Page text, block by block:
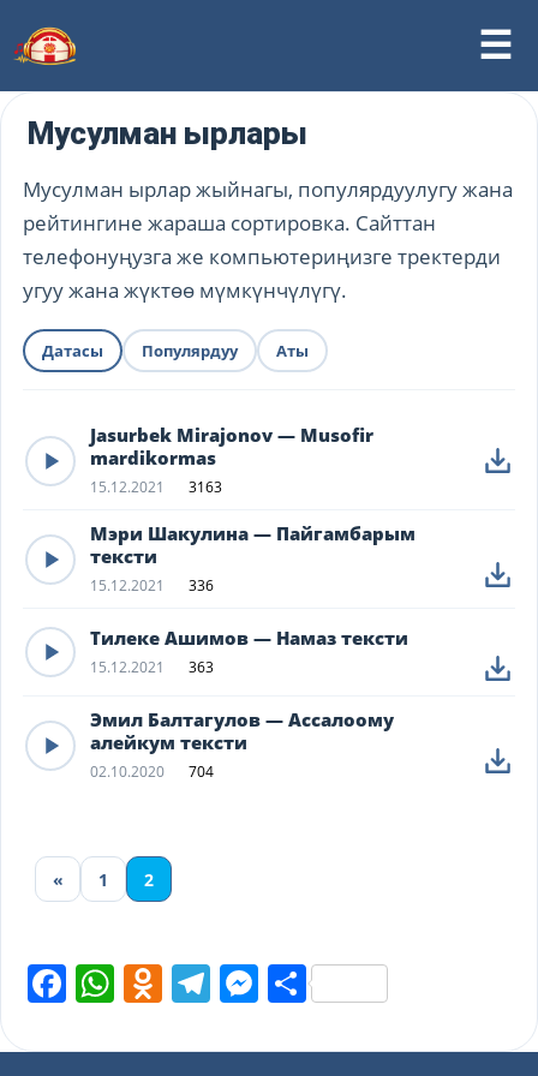
Мусулман ырлары
Мусулман ырлар жыйнагы, популярдуулугу жана
рейтингине жараша сортировка. Сайттан
телефонуңузга же компьютериңизге тректерди
угуу жана жүктөө мүмкүнчүлүгү.
Датасы Популярдуу Аты
Jasurbek Mirajonov — Musofir
mardikormas
15.12.2021 3163
Мэри Шакулина — Пайгамбарым
тексти
15.12.2021 336
Тилеке Ашимов — Намаз тексти
15.12.2021 363
Эмил Балтагулов — Ассалоому
алейкум тексти
02.10.2020 704
« 1 2
Facebook
WhatsApp
Odnoklassniki
Telegram
Messenger
Share